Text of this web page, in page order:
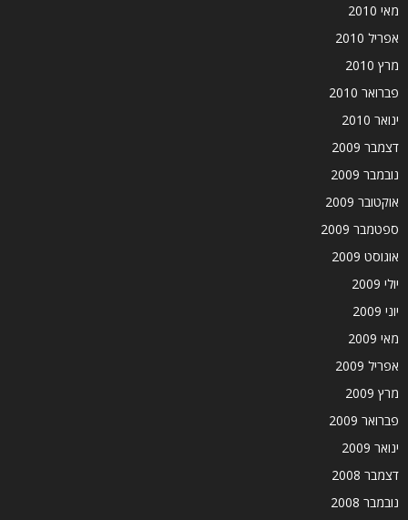
מאי 2010
אפריל 2010
מרץ 2010
פברואר 2010
ינואר 2010
דצמבר 2009
נובמבר 2009
אוקטובר 2009
ספטמבר 2009
אוגוסט 2009
יולי 2009
יוני 2009
מאי 2009
אפריל 2009
מרץ 2009
פברואר 2009
ינואר 2009
דצמבר 2008
נובמבר 2008